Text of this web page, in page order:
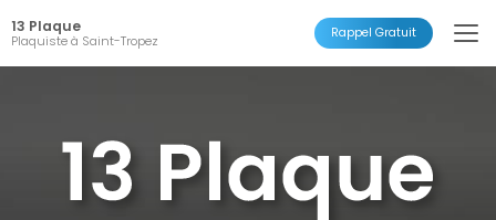
au
contenu
principal
13 Plaque
Plaquiste à Saint-Tropez Rappel Gratuit